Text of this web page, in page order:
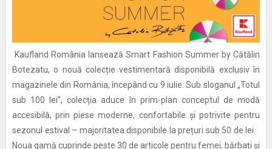
Kaufland România lansează Smart Fashion Summer by Cătălin
Botezatu, o nouă colecție vestimentară disponibilă exclusiv în
magazinele din România, începând cu 9 iulie. Sub sloganul „Totul
sub 100 lei”, colecția aduce în prim-plan conceptul de modă
accesibilă, prin piese moderne, confortabile și potrivite pentru
sezonul estival – majoritatea disponibile la prețuri sub 50 de lei.
Noua gamă cuprinde peste 30 de articole pentru femei, bărbați și